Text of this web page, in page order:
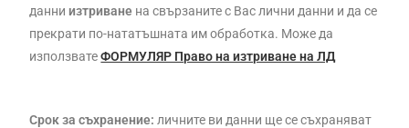
данни изтриване на свързаните с Вас лични данни и да се
прекрати по-нататъшната им обработка. Може да
използватеФОРМУЛЯР Право на изтриване на ЛД
Срок за съхранение: личните ви данни ще се съхраняват